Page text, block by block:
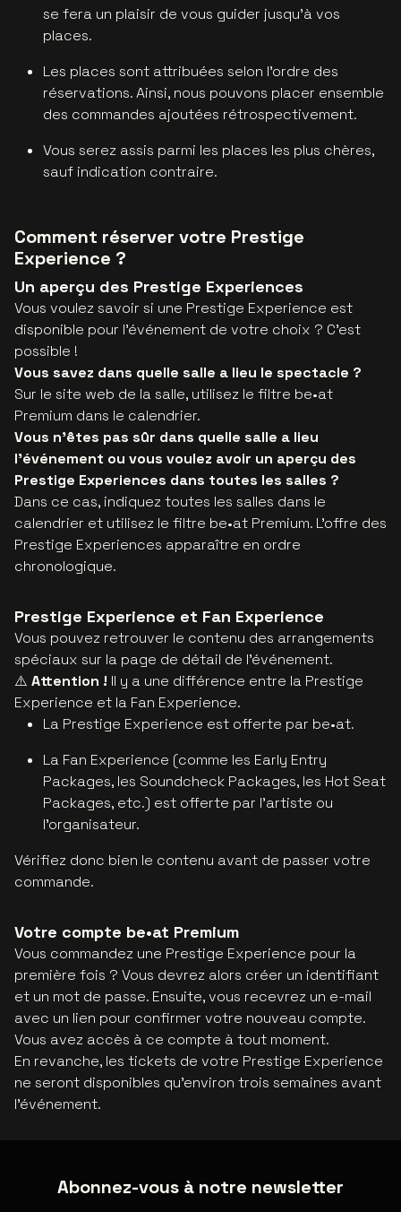
se fera un plaisir de vous guider jusqu'à vos
places.
Les places sont attribuées selon l'ordre des
réservations. Ainsi, nous pouvons placer ensemble
des commandes ajoutées rétrospectivement.
Vous serez assis parmi les places les plus chères,
sauf indication contraire.
Comment réserver votre Prestige
Experience ?
Un aperçu des Prestige Experiences
Vous voulez savoir si une Prestige Experience est
disponible pour l'événement de votre choix ? C'est
possible !
Vous savez dans quelle salle a lieu le spectacle ?
Sur le site web de la salle, utilisez le filtre be•at
Premium dans le calendrier.
Vous n'êtes pas sûr dans quelle salle a lieu
l'événement ou vous voulez avoir un aperçu des
Prestige Experiences dans toutes les salles ?
Dans ce cas, indiquez toutes les salles dans le
calendrier et utilisez le filtre be•at Premium. L'offre des
Prestige Experiences apparaître en ordre
chronologique.
Prestige Experience et Fan Experience
Vous pouvez retrouver le contenu des arrangements
spéciaux sur la page de détail de l'événement.
⚠️ Attention ! Il y a une différence entre la Prestige
Experience et la Fan Experience.
La Prestige Experience est offerte par be•at.
La Fan Experience (comme les Early Entry
Packages, les Soundcheck Packages, les Hot Seat
Packages, etc.) est offerte par l'artiste ou
l'organisateur.
Vérifiez donc bien le contenu avant de passer votre
commande.
Votre compte be•at Premium
Vous commandez une Prestige Experience pour la
première fois ? Vous devrez alors créer un identifiant
et un mot de passe. Ensuite, vous recevrez un e-mail
avec un lien pour confirmer votre nouveau compte.
Vous avez accès à ce compte à tout moment.
En revanche, les tickets de votre Prestige Experience
ne seront disponibles qu'environ trois semaines avant
l'événement.
Abonnez-vous à notre newsletter